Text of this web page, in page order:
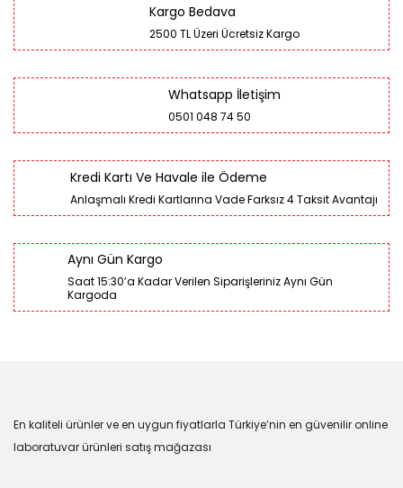
Kargo Bedava
2500 TL Üzeri Ücretsiz Kargo
Whatsapp İletişim
0501 048 74 50
Kredi Kartı Ve Havale ile Ödeme
Anlaşmalı Kredi Kartlarına Vade Farksız 4 Taksit Avantajı
Aynı Gün Kargo
Saat 15:30’a Kadar Verilen Siparişleriniz Aynı Gün
Kargoda
En kaliteli ürünler ve en uygun fiyatlarla Türkiye’nin en güvenilir online
laboratuvar ürünleri satış mağazası